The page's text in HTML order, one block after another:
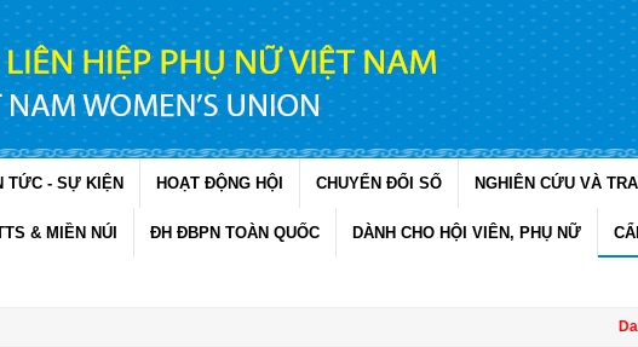
TỨC - SỰ KIỆN HOẠT ĐỘNG HỘI CHUYỂN ĐỔI SỐ NGHIÊN CỨU VÀ
& MIỀN NÚI ĐH ĐBPN TOÀN QUỐC DÀNH CHO HỘI VIÊN, PHỤ NỮ